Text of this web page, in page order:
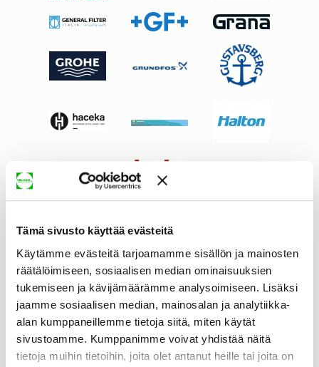
Tämä sivusto käyttää evästeitä
Käytämme evästeitä tarjoamamme sisällön ja mainosten
räätälöimiseen, sosiaalisen median ominaisuuksien
tukemiseen ja kävijämäärämme analysoimiseen. Lisäksi
jaamme sosiaalisen median, mainosalan ja analytiikka-
alan kumppaneillemme tietoja siitä, miten käytät
sivustoamme. Kumppanimme voivat yhdistää näitä
tietoja muihin tietoihin, joita olet antanut heille tai joita on